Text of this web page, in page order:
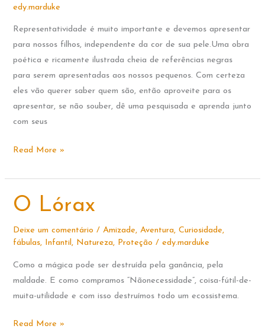
edy.marduke
Representatividade é muito importante e devemos apresentar
para nossos filhos, independente da cor de sua pele.Uma obra
poética e ricamente ilustrada cheia de referências negras
para serem apresentadas aos nossos pequenos. Com certeza
eles vão querer saber quem são, então aproveite para os
apresentar, se não souber, dê uma pesquisada e aprenda junto
com seus
Amoras
Read More »
O Lórax
Deixe um comentário /Amizade,Aventura,Curiosidade,
fábulas, Infantil , Natureza, Proteção /edy.marduke
Como a mágica pode ser destruída pela ganância, pela
maldade. E como compramos “Nãonecessidade”, coisa-fútil-de-
muita-utilidade e com isso destruímos todo um ecossistema.
O
Read More »